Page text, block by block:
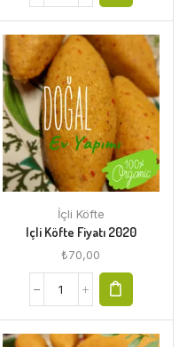
İçli Köfte
Içli Köfte Fiyatı 2020
₺70,00